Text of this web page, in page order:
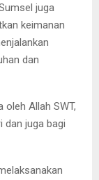
juga
keimanan
dan
oleh Allah SWT,
dan juga bagi